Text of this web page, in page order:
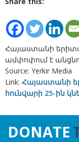
Հայաստանի
ամփոփում է
Source: Yerkir Media
Link: Հայաստանի
հունվարի 25-ին
DONATE